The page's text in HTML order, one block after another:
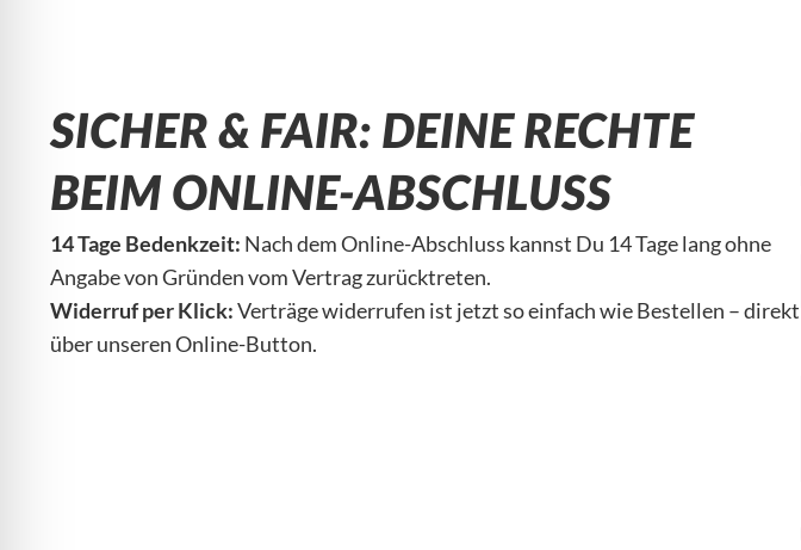
SICHER & FAIR: DEINE RECHTE
BEIM ONLINE-ABSCHLUSS
14 Tage Bedenkzeit: Nach dem Online-Abschluss kannst Du 14 Tage lang ohne
Angabe von Gründen vom Vertrag zurücktreten.
Widerruf per Klick:Verträge widerrufen ist jetzt so einfach wie Bestellen – direkt
über unseren Online-Button.